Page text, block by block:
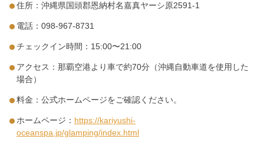
住所：沖縄県国頭郡恩納村名嘉真ヤーシ原2591-1
電話：098-967-8731
チェックイン時間：15:00〜21:00
アクセス：那覇空港より車で約70分（沖縄自動車道を使用した
場合）
料金：公式ホームページをご確認ください。
ホームページ： https://kariyushi-
oceanspa.jp/glamping/index.html